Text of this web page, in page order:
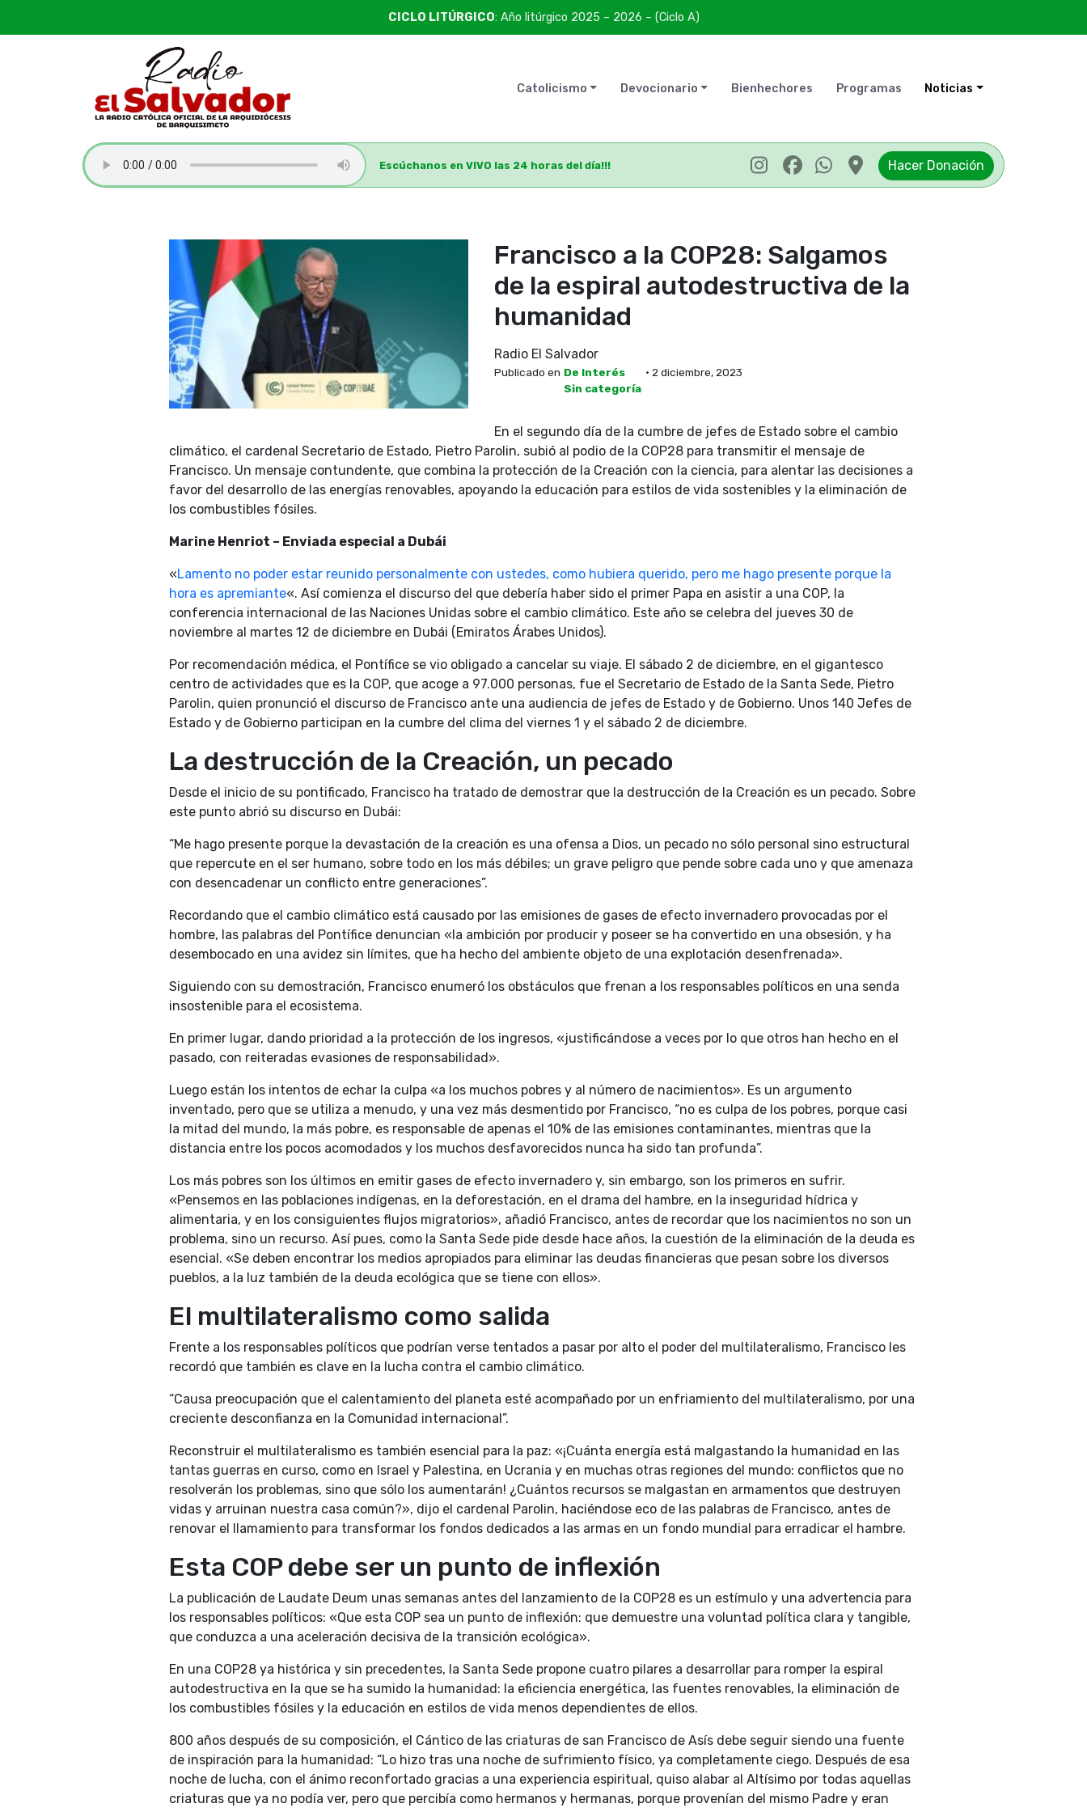
CICLO LITÚRGICO: Año litúrgico 2025 – 2026 – (Ciclo A)
Catolicismo Devocionario Bienhechores Programas Noticias
Escúchanos en VIVO las 24 horas del día!!! Hacer Donación
Francisco a la COP28: Salgamos
de la espiral autodestructiva de la
humanidad
Radio El Salvador
Publicado en De Interés
Sin categoría
• 2 diciembre, 2023
En el segundo día de la cumbre de jefes de Estado sobre el cambio
climático, el cardenal Secretario de Estado, Pietro Parolin, subió al podio de la COP28 para transmitir el mensaje de
Francisco. Un mensaje contundente, que combina la protección de la Creación con la ciencia, para alentar las decisiones a
favor del desarrollo de las energías renovables, apoyando la educación para estilos de vida sostenibles y la eliminación de
los combustibles fósiles.
Marine Henriot – Enviada especial a Dubái
«Lamento no poder estar reunido personalmente con ustedes, como hubiera querido, pero me hago presente porque la
hora es apremiante«. Así comienza el discurso del que debería haber sido el primer Papa en asistir a una COP, la
conferencia internacional de las Naciones Unidas sobre el cambio climático. Este año se celebra del jueves 30 de
noviembre al martes 12 de diciembre en Dubái (Emiratos Árabes Unidos).
Por recomendación médica, el Pontífice se vio obligado a cancelar su viaje. El sábado 2 de diciembre, en el gigantesco
centro de actividades que es la COP, que acoge a 97.000 personas, fue el Secretario de Estado de la Santa Sede, Pietro
Parolin, quien pronunció el discurso de Francisco ante una audiencia de jefes de Estado y de Gobierno. Unos 140 Jefes de
Estado y de Gobierno participan en la cumbre del clima del viernes 1 y el sábado 2 de diciembre.
La destrucción de la Creación, un pecado
Desde el inicio de su pontificado, Francisco ha tratado de demostrar que la destrucción de la Creación es un pecado. Sobre
este punto abrió su discurso en Dubái:
“Me hago presente porque la devastación de la creación es una ofensa a Dios, un pecado no sólo personal sino estructural
que repercute en el ser humano, sobre todo en los más débiles; un grave peligro que pende sobre cada uno y que amenaza
con desencadenar un conflicto entre generaciones”.
Recordando que el cambio climático está causado por las emisiones de gases de efecto invernadero provocadas por el
hombre, las palabras del Pontífice denuncian «la ambición por producir y poseer se ha convertido en una obsesión, y ha
desembocado en una avidez sin límites, que ha hecho del ambiente objeto de una explotación desenfrenada».
Siguiendo con su demostración, Francisco enumeró los obstáculos que frenan a los responsables políticos en una senda
insostenible para el ecosistema.
En primer lugar, dando prioridad a la protección de los ingresos, «justificándose a veces por lo que otros han hecho en el
pasado, con reiteradas evasiones de responsabilidad».
Luego están los intentos de echar la culpa «a los muchos pobres y al número de nacimientos». Es un argumento
inventado, pero que se utiliza a menudo, y una vez más desmentido por Francisco, “no es culpa de los pobres, porque casi
la mitad del mundo, la más pobre, es responsable de apenas el 10% de las emisiones contaminantes, mientras que la
distancia entre los pocos acomodados y los muchos desfavorecidos nunca ha sido tan profunda”.
Los más pobres son los últimos en emitir gases de efecto invernadero y, sin embargo, son los primeros en sufrir.
«Pensemos en las poblaciones indígenas, en la deforestación, en el drama del hambre, en la inseguridad hídrica y
alimentaria, y en los consiguientes flujos migratorios», añadió Francisco, antes de recordar que los nacimientos no son un
problema, sino un recurso. Así pues, como la Santa Sede pide desde hace años, la cuestión de la eliminación de la deuda es
esencial. «Se deben encontrar los medios apropiados para eliminar las deudas financieras que pesan sobre los diversos
pueblos, a la luz también de la deuda ecológica que se tiene con ellos».
El multilateralismo como salida
Frente a los responsables políticos que podrían verse tentados a pasar por alto el poder del multilateralismo, Francisco les
recordó que también es clave en la lucha contra el cambio climático.
“Causa preocupación que el calentamiento del planeta esté acompañado por un enfriamiento del multilateralismo, por una
creciente desconfianza en la Comunidad internacional”.
Reconstruir el multilateralismo es también esencial para la paz: «¡Cuánta energía está malgastando la humanidad en las
tantas guerras en curso, como en Israel y Palestina, en Ucrania y en muchas otras regiones del mundo: conflictos que no
resolverán los problemas, sino que sólo los aumentarán! ¿Cuántos recursos se malgastan en armamentos que destruyen
vidas y arruinan nuestra casa común?», dijo el cardenal Parolin, haciéndose eco de las palabras de Francisco, antes de
renovar el llamamiento para transformar los fondos dedicados a las armas en un fondo mundial para erradicar el hambre.
Esta COP debe ser un punto de inflexión
La publicación de Laudate Deum unas semanas antes del lanzamiento de la COP28 es un estímulo y una advertencia para
los responsables políticos: «Que esta COP sea un punto de inflexión: que demuestre una voluntad política clara y tangible,
que conduzca a una aceleración decisiva de la transición ecológica».
En una COP28 ya histórica y sin precedentes, la Santa Sede propone cuatro pilares a desarrollar para romper la espiral
autodestructiva en la que se ha sumido la humanidad: la eficiencia energética, las fuentes renovables, la eliminación de
los combustibles fósiles y la educación en estilos de vida menos dependientes de ellos.
800 años después de su composición, el Cántico de las criaturas de san Francisco de Asís debe seguir siendo una fuente
de inspiración para la humanidad: “Lo hizo tras una noche de sufrimiento físico, ya completamente ciego. Después de esa
noche de lucha, con el ánimo reconfortado gracias a una experiencia espiritual, quiso alabar al Altísimo por todas aquellas
criaturas que ya no podía ver, pero que percibía como hermanos y hermanas, porque provenían del mismo Padre y eran